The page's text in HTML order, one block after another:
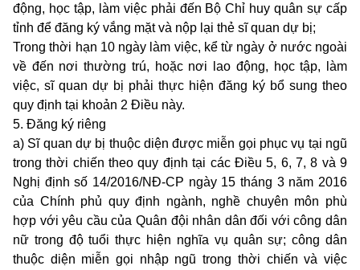
động, học tập, làm việc phải đến Bộ Chỉ huy quân sự cấp
tỉnh để đăng ký vắng mặt và nộp lại thẻ sĩ quan dự bị;
Trong thời hạn 10 ngày làm việc, kể từ ngày ở nước ngoài
về đến nơi thường trú, hoặc nơi lao động, học tập, làm
việc, sĩ quan dự bị phải thực hiện đăng ký bổ sung theo
quy định tại khoản 2 Điều này.
5. Đăng ký riêng
a) Sĩ quan dự bị thuộc diện được miễn gọi phục vụ tại ngũ
trong thời chiến theo quy định tại các Điều 5, 6, 7, 8 và 9
Nghị định số 14/2016/NĐ-CP ngày 15 tháng 3 năm 2016
của Chính phủ quy định ngành, nghề chuyên môn phù
hợp với yêu cầu của Quân đội nhân dân đối với công dân
nữ trong độ tuổi thực hiện nghĩa vụ quân sự; công dân
thuộc diện miễn gọi nhập ngũ trong thời chiến và việc